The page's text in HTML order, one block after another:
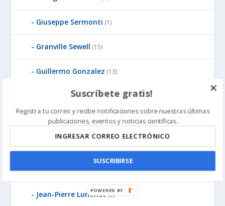
Giuseppe Sermonti (1)
Granville Sewell (15)
Guillermo Gonzalez (13)
Günter Bechly(25)
Howard Glicksman(8)
Howard Glicksman(5)
James Gills(1)
Jean-Pierre Luminet(2)
Suscríbete gratis!
Registra tu correo y recibe notificaciones sobre nuestras últimas
publicaciones, eventos y noticias científicas.
SUSCRIBIRSE
P